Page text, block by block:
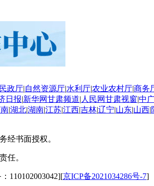
民政厅|自然资源厅|水利厅|农业农村厅|商务
日报|新华网甘肃频道| 人民网甘肃视窗|中
|湖北|湖南|江苏|江西|吉林|辽宁|山东|山西|
经书面授权。
任。
110102003042][京ICP备2021034286号-7]